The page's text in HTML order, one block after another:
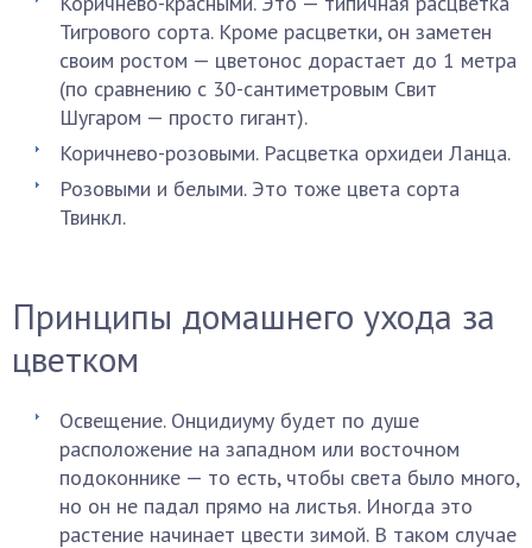
Тигрового сорта. Кроме расцветки, он заметен
своим ростом — цветонос дорастает до 1 метра
(по сравнению с 30-сантиметровым Свит
Шугаром — просто гигант).
Коричнево-розовыми. Расцветка орхидеи Ланца.
Розовыми и белыми. Это тоже цвета сорта
Твинкл.
Принципы домашнего ухода за
цветком
Освещение. Онцидиуму будет по душе
расположение на западном или восточном
подоконнике — то есть, чтобы света было много,
но он не падал прямо на листья. Иногда это
растение начинает цвести зимой. В таком случае